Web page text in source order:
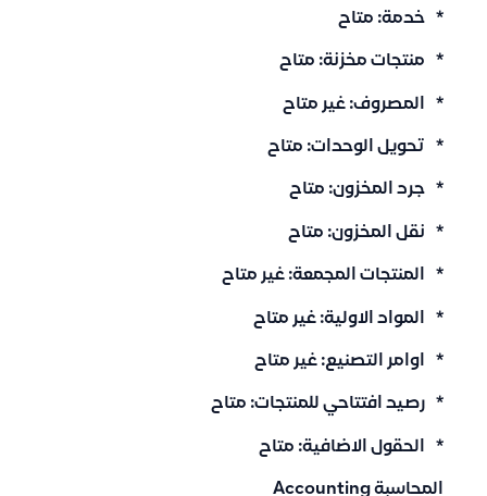
* خدمة: متاح
* منتجات مخزنة: متاح
* المصروف: غير متاح
* تحويل الوحدات: متاح
* جرد المخزون: متاح
* نقل المخزون: متاح
* المنتجات المجمعة: غير متاح
* المواد الاولية: غير متاح
* اوامر التصنيع: غير متاح
* رصيد افتتاحي للمنتجات: متاح
* الحقول الاضافية: متاح
المحاسبة Accounting